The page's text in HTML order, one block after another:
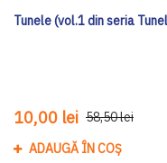
Tunele (vol.1 din seria
10,00 lei 58,50 lei
ADAUGĂ ÎN COȘ